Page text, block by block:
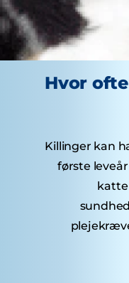
Hvor
Killinger kan
første
katte